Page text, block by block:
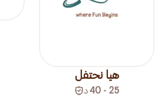
هيا نحتفل
25 - 40 د